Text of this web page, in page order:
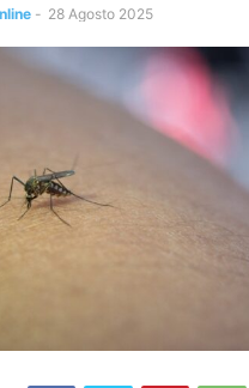
- 28 Agosto 2025